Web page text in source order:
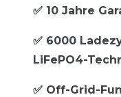
✅ 10 Jahre
✅ 6000
LiFePO4-
✅ Off-Grid-